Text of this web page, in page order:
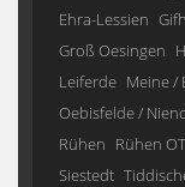
Ehra-Lessien
Groß Oesingen
Leiferde Meine /
Oebisfelde /
Rühen Rühen
Siestedt